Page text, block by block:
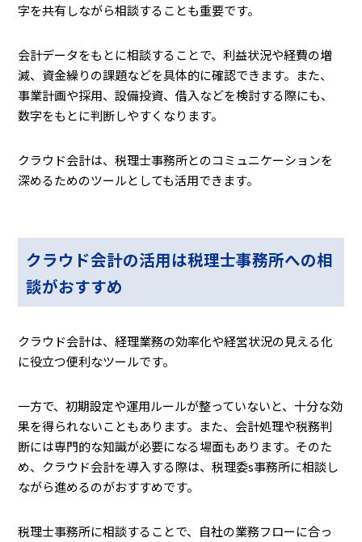
字を共有しながら相談することも重要です。
会計データをもとに相談することで、利益状況や経費の増
減、資金繰りの課題などを具体的に確認できます。また、
事業計画や採用、設備投資、借入などを検討する際にも、
数字をもとに判断しやすくなります。
クラウド会計は、税理士事務所とのコミュニケーションを
深めるためのツールとしても活用できます。
クラウド会計の活用は税理士事務所への相
談がおすすめ
クラウド会計は、経理業務の効率化や経営状況の見える化
に役立つ便利なツールです。
一方で、初期設定や運用ルールが整っていないと、十分な効
果を得られないこともあります。また、会計処理や税務判
断には専門的な知識が必要になる場面もあります。そのた
め、クラウド会計を導入する際は、税理委s事務所に相談し
ながら進めるのがおすすめです。
税理士事務所に相談することで、自社の業務フローに合っ